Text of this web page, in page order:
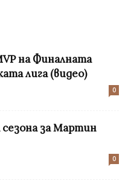
на Финалната
лига (видео)
0
за Мартин
0